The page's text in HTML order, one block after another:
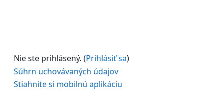
Nie ste prihlásený. (Prihlásiť sa)
Súhrn uchovávaných údajov
Stiahnite si mobilnú aplikáciu